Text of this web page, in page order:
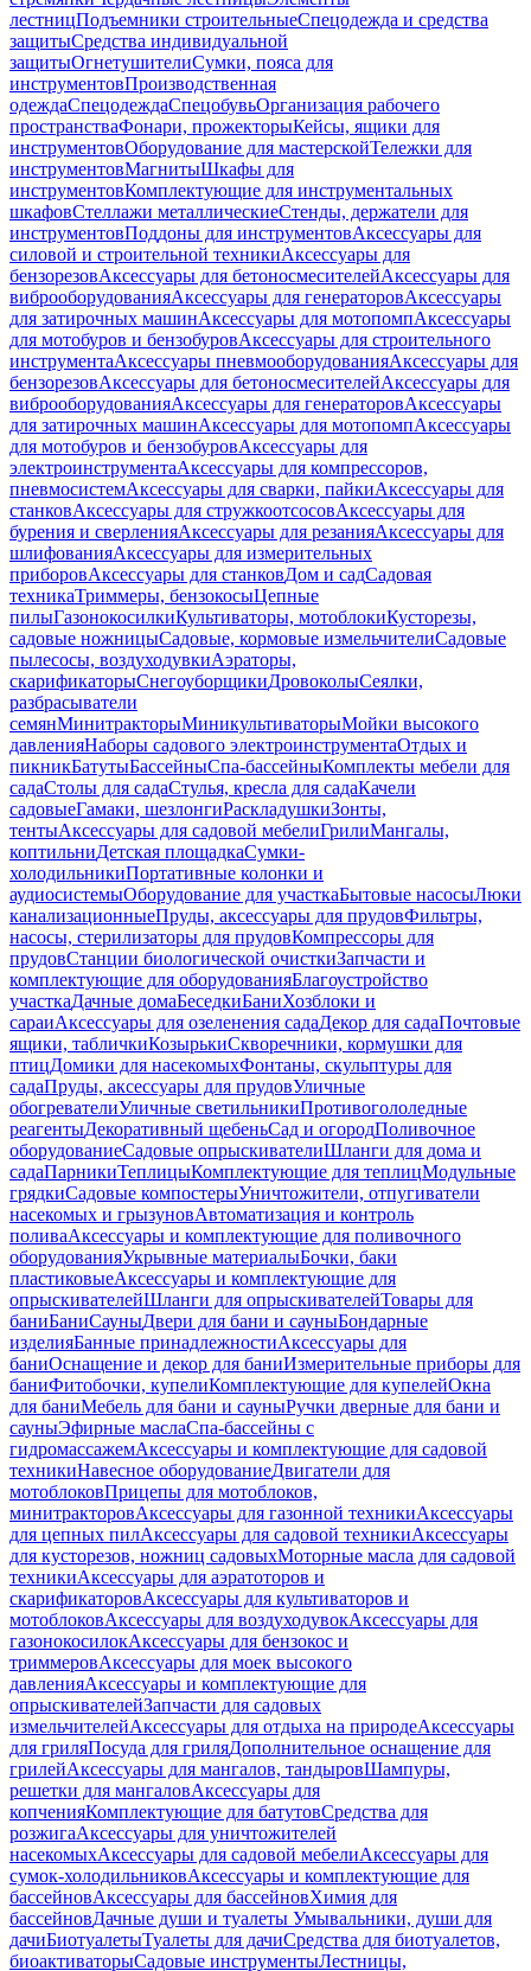
лестницПодъемники строительныеСпецодежда и средства
защитыСредства индивидуальной
защитыОгнетушителиСумки, пояса для
инструментовПроизводственная
одеждаСпецодеждаСпецобувьОрганизация рабочего
пространстваФонари, прожекторыКейсы, ящики для
инструментовОборудование для мастерскойТележки для
инструментовМагнитыШкафы для
инструментовКомплектующие для инструментальных
шкафовСтеллажи металлическиеСтенды, держатели для
инструментовПоддоны для инструментовАксессуары для
силовой и строительной техникиАксессуары для
бензорезовАксессуары для бетоносмесителейАксессуары для
виброоборудованияАксессуары для генераторовАксессуары
для затирочных машинАксессуары для мотопомпАксессуары
для мотобуров и бензобуровАксессуары для строительного
инструментаАксессуары пневмооборудованияАксессуары для
бензорезовАксессуары для бетоносмесителейАксессуары для
виброоборудованияАксессуары для генераторовАксессуары
для затирочных машинАксессуары для мотопомпАксессуары
для мотобуров и бензобуровАксессуары для
электроинструментаАксессуары для компрессоров,
пневмосистемАксессуары для сварки, пайкиАксессуары для
станковАксессуары для стружкоотсосовАксессуары для
бурения и сверленияАксессуары для резанияАксессуары для
шлифованияАксессуары для измерительных
приборовАксессуары для станковДом и садСадовая
техникаТриммеры, бензокосыЦепные
пилыГазонокосилкиКультиваторы, мотоблокиКусторезы,
садовые ножницыСадовые, кормовые измельчителиСадовые
пылесосы, воздуходувкиАэраторы,
скарификаторыСнегоуборщикиДровоколыСеялки,
разбрасыватели
семянМинитракторыМиникультиваторыМойки высокого
давленияНаборы садового электроинструментаОтдых и
пикникБатутыБассейныСпа-бассейныКомплекты мебели для
садаСтолы для садаСтулья, кресла для садаКачели
садовыеГамаки, шезлонгиРаскладушкиЗонты,
тентыАксессуары для садовой мебелиГрилиМангалы,
коптильниДетская площадкаСумки-
холодильникиПортативные колонки и
аудиосистемыОборудование для участкаБытовые насосыЛюки
канализационныеПруды, аксессуары для прудовФильтры,
насосы, стерилизаторы для прудовКомпрессоры для
прудовСтанции биологической очисткиЗапчасти и
комплектующие для оборудованияБлагоустройство
участкаДачные домаБеседкиБаниХозблоки и
сараиАксессуары для озеленения садаДекор для садаПочтовые
ящики, табличкиКозырькиСкворечники, кормушки для
птицДомики для насекомыхФонтаны, скульптуры для
садаПруды, аксессуары для прудовУличные
обогревателиУличные светильникиПротивогололедные
реагентыДекоративный щебеньСад и огородПоливочное
оборудованиеСадовые опрыскивателиШланги для дома и
садаПарникиТеплицыКомплектующие для теплицМодульные
грядкиСадовые компостерыУничтожители, отпугиватели
насекомых и грызуновАвтоматизация и контроль
поливаАксессуары и комплектующие для поливочного
оборудованияУкрывные материалыБочки, баки
пластиковыеАксессуары и комплектующие для
опрыскивателейШланги для опрыскивателейТовары для
баниБаниСауныДвери для бани и сауныБондарные
изделияБанные принадлежностиАксессуары для
баниОснащение и декор для баниИзмерительные приборы для
баниФитобочки, купелиКомплектующие для купелейОкна
для баниМебель для бани и сауныРучки дверные для бани и
сауныЭфирные маслаСпа-бассейны с
гидромассажемАксессуары и комплектующие для садовой
техникиНавесное оборудованиеДвигатели для
мотоблоковПрицепы для мотоблоков,
минитракторовАксессуары для газонной техникиАксессуары
для цепных пилАксессуары для садовой техникиАксессуары
для кусторезов, ножниц садовыхМоторные масла для садовой
техникиАксессуары для аэратоторов и
скарификаторовАксессуары для культиваторов и
мотоблоковАксессуары для воздуходувокАксессуары для
газонокосилокАксессуары для бензокос и
триммеровАксессуары для моек высокого
давленияАксессуары и комплектующие для
опрыскивателейЗапчасти для садовых
измельчителейАксессуары для отдыха на природеАксессуары
для гриляПосуда для гриляДополнительное оснащение для
грилейАксессуары для мангалов, тандыровШампуры,
решетки для мангаловАксессуары для
копченияКомплектующие для батутовСредства для
розжигаАксессуары для уничтожителей
насекомыхАксессуары для садовой мебелиАксессуары для
сумок-холодильниковАксессуары и комплектующие для
бассейновАксессуары для бассейновХимия для
бассейновДачные души и туалеты Умывальники, души для
дачиБиотуалетыТуалеты для дачиСредства для биотуалетов,
биоактиваторыСадовые инструментыЛестницы,